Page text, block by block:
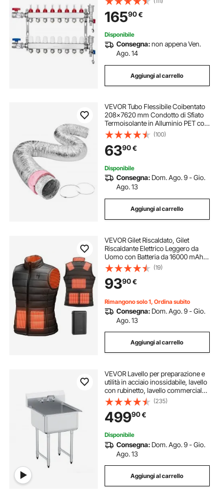
12,7 mm, per Pavimento Radiante
Idronico, Kit Collettore PEX
16590€
Disponibile
Consegna:non appena Ven.
Ago. 14
Aggiungi al carrello
VEVOR Tubo Flessibile Coibentato
208x7620 mm Condotto di Sfiato
Termoisolante in Alluminio PET con
2 Fascette Stringitubo Protezione a
Tre Strati per Ventilazione,
Riscaldamento, Raffreddamento, R-
6.0
(100)
6390€
Disponibile
Consegna: Dom. Ago. 9 - Gio.
Ago. 13
Aggiungi al carrello
VEVOR Gilet Riscaldato, Gilet
Riscaldante Elettrico Leggero da
Uomo con Batteria da 16000 mAh,
8 Zone di Riscaldamento, con 3
Livelli, per Escursionismo,
Campeggio, Pesca, Sci, Taglia XL
(19)
9390€
Rimangono solo 1, Ordina subito
Consegna: Dom. Ago. 9 - Gio.
Ago. 13
Aggiungi al carrello
VEVOR Lavello per preparazione e
utilità in acciaio inossidabile, lavello
con rubinetto, lavello commerciale
a vasca singola da 27"x41" per
garage, ristorante, cucina,
lavanderia
(235)
49990€
Disponibile
Consegna: Dom. Ago. 9 - Gio.
Ago. 13
Aggiungi al carrello